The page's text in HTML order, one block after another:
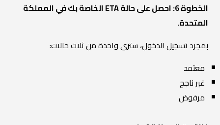
الخطوة 6: احصل على حالة ETA الخاصة بك في المملكة
المتحدة.
بمجرد تسجيل الدخول، سترى واحدة من ثلاث حالات:
معتمد
غير ناجح
مرفوض